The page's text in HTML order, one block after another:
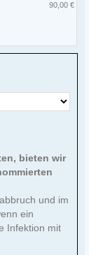
90,00 €
bieten wir
und im
ein
Infektion mit